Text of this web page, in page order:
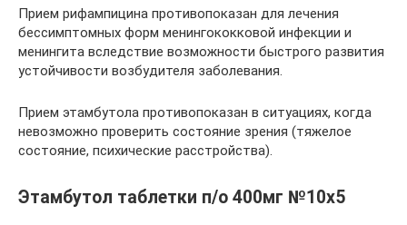
Прием рифампицина противопоказан для лечения
бессимптомных форм менингококковой инфекции и
менингита вследствие возможности быстрого развития
устойчивости возбудителя заболевания.
Прием этамбутола противопоказан в ситуациях, когда
невозможно проверить состояние зрения (тяжелое
состояние, психические расстройства).
Этамбутол таблетки п/о 400мг №10х5